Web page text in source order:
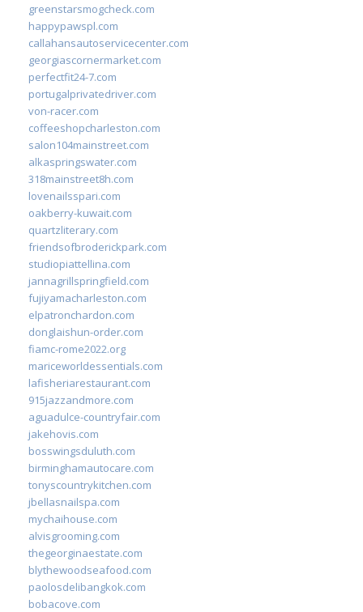
greenstarsmogcheck.com
happypawspl.com
callahansautoservicecenter.com
georgiascornermarket.com
perfectfit24-7.com
portugalprivatedriver.com
von-racer.com
coffeeshopcharleston.com
salon104mainstreet.com
alkaspringswater.com
318mainstreet8h.com
lovenailsspari.com
oakberry-kuwait.com
quartzliterary.com
friendsofbroderickpark.com
studiopiattellina.com
jannagrillspringfield.com
fujiyamacharleston.com
elpatronchardon.com
donglaishun-order.com
fiamc-rome2022.org
mariceworldessentials.com
lafisheriarestaurant.com
915jazzandmore.com
aguadulce-countryfair.com
jakehovis.com
bosswingsduluth.com
birminghamautocare.com
tonyscountrykitchen.com
jbellasnailspa.com
mychaihouse.com
alvisgrooming.com
thegeorginaestate.com
blythewoodseafood.com
paolosdelibangkok.com
bobacove.com